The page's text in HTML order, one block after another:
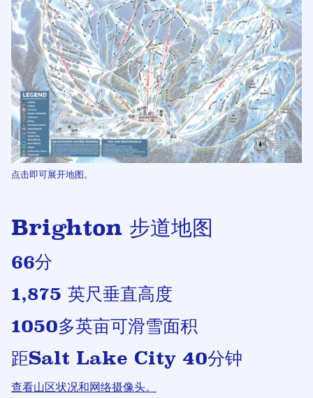
点击即可展开地图。
Brighton 步道地图
66分
1,875 英尺垂直高度
1050多英亩可滑雪面积
距Salt Lake City 40分钟
查看山区状况和网络摄像头。